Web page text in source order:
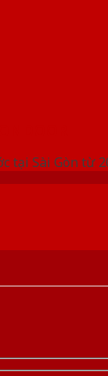
tại Sài Gòn từ